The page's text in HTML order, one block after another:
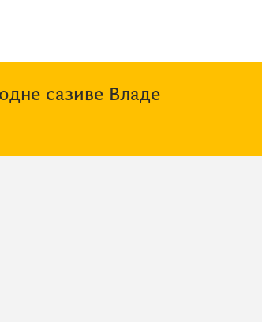
сазиве Владе